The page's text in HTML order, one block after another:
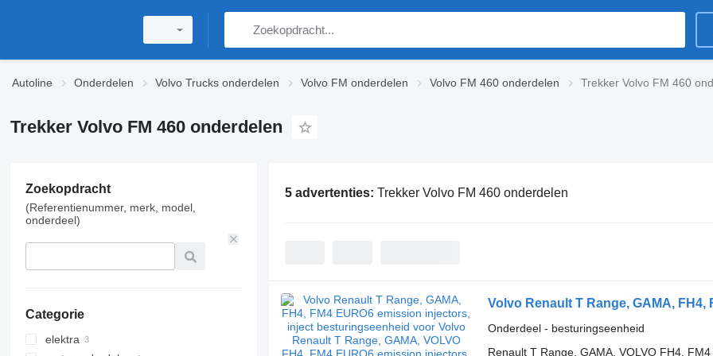
Autoline Onderdelen Volvo Trucks onderdelen Volvo FM onderdelen Volvo FM 460 onderdelen Trekker Volvo FM 460
Trekker Volvo FM 460 onderdelen
Zoekopdracht
(Referentienummer, merk, model,
onderdeel)
Categorie
elektra
5 advertenties: Trekker Volvo FM 460 onderdelen
Onderdeel - besturingseenheid
Renault T Range, GAMA, VOLVO FH4,